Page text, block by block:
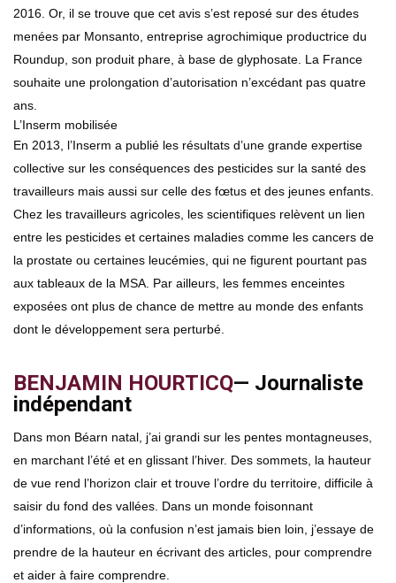
2016. Or, il se trouve que cet avis s’est reposé sur des études
menées par Monsanto, entreprise agrochimique productrice du
Roundup, son produit phare, à base de glyphosate. La France
souhaite une prolongation d’autorisation n’excédant pas quatre
ans.
L’Inserm mobilisée
En 2013, l’Inserm a publié les résultats d’une grande expertise
collective sur les conséquences des pesticides sur la santé des
travailleurs mais aussi sur celle des fœtus et des jeunes enfants.
Chez les travailleurs agricoles, les scientifiques relèvent un lien
entre les pesticides et certaines maladies comme les cancers de
la prostate ou certaines leucémies, qui ne figurent pourtant pas
aux tableaux de la MSA. Par ailleurs, les femmes enceintes
exposées ont plus de chance de mettre au monde des enfants
dont le développement sera perturbé.
BENJAMIN HOURTICQ— Journaliste
indépendant
Dans mon Béarn natal, j’ai grandi sur les pentes montagneuses,
en marchant l’été et en glissant l’hiver. Des sommets, la hauteur
de vue rend l’horizon clair et trouve l’ordre du territoire, difficile à
saisir du fond des vallées. Dans un monde foisonnant
d’informations, où la confusion n’est jamais bien loin, j’essaye de
prendre de la hauteur en écrivant des articles, pour comprendre
et aider à faire comprendre.